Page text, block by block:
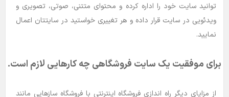
توانید سایت خود را اداره کرده و محتوای متتنی، صوتی، تصویری و
ویدئویی در سایت قرار داده و هر تغییری خواستید در سایتتان اعمال
نمایید.
برای موفقیت یک سایت فروشگاهی چه کارهایی لازم است.
از مزایای دیگر راه اندازی فروشگاه اینترنتی با فروشگاه سازهایی مانند